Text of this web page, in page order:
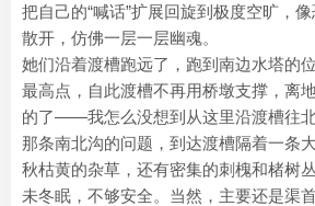
把自己的“喊话”扩展回旋到极度空旷，
散开，仿佛一层一层幽魂。
她们沿着渡槽跑远了，跑到南边水塔的
最高点，自此渡槽不再用桥墩支撑，离
的了——我怎么没想到从这里沿渡槽往
那条南北沟的问题，到达渡槽隔着一条
秋枯黄的杂草，还有密集的刺槐和楮树
未冬眠，不够安全。当然，主要还是渠